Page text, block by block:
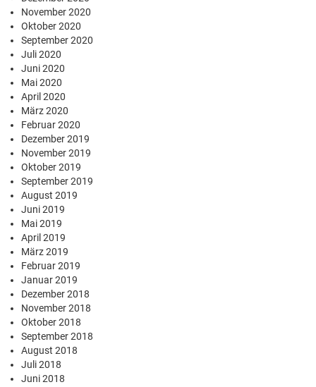
November 2020
Oktober 2020
September 2020
Juli 2020
Juni 2020
Mai 2020
April 2020
März 2020
Februar 2020
Dezember 2019
November 2019
Oktober 2019
September 2019
August 2019
Juni 2019
Mai 2019
April 2019
März 2019
Februar 2019
Januar 2019
Dezember 2018
November 2018
Oktober 2018
September 2018
August 2018
Juli 2018
Juni 2018